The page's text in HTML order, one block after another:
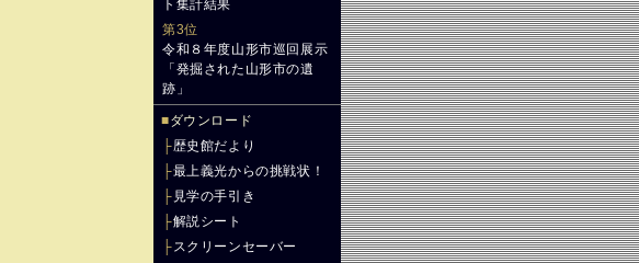
ト集計結果
第3位
令和８年度山形市巡回展示
「発掘された山形市の遺
跡」
■ダウンロード
├歴史館だより
├最上義光からの挑戦状！
├ 見学の手引き
├解説シート
├スクリーンセーバー